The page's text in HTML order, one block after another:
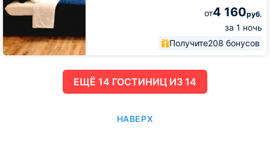
от4 160руб.
за 1 ночь
Получите208 бонусов
ЕЩË 14 ГОСТИНИЦ ИЗ 14
НАВЕРХ